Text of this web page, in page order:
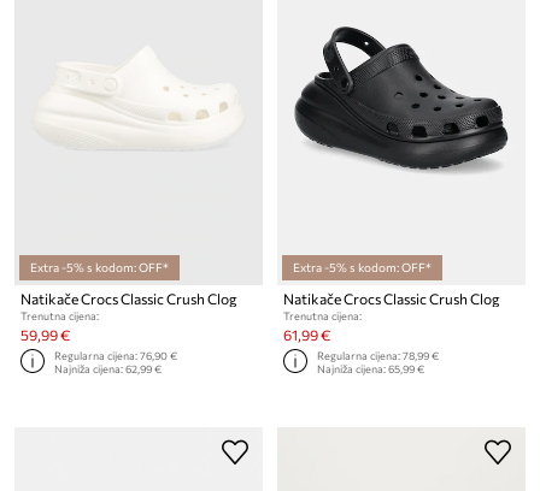
Extra -5% s kodom: OFF*
Natikače Crocs Classic Crush Clog
Trenutna cijena:
59,99 €
Regularna cijena:76,90 €
Najniža cijena:62,99 €
Extra -5% s kodom: OFF*
Natikače Crocs Classic Crush Clog
Trenutna cijena:
61,99 €
Regularna cijena:78,99 €
Najniža cijena:65,99 €